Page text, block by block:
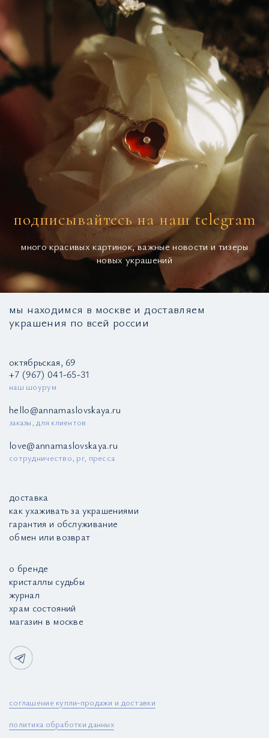
подписывайтесь на наш telegram
много красивых картинок, важные новости и тизеры
новых украшений
мы находимся в москве и доставляем
украшения по всей россии
октябрьская, 69
+7 (967) 041-65-31
наш шоурум
hello@annamaslovskaya.ru
заказы, для клиентов
love@annamaslovskaya.ru
сотрудничество, pr, пресса
доставка
как ухаживать за украшениями
гарантия и обслуживание
обмен или возврат
о бренде
кристаллы судьбы
журнал
храм состояний
магазин в москве
соглашение купли-продажи и доставки
политика обработки данных